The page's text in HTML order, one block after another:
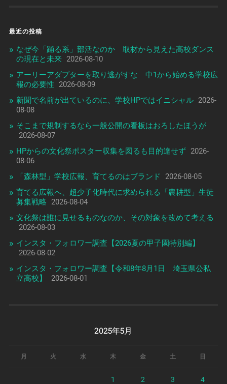
最近の投稿
なぜ今「踊る系」部活なのか 取材から見えた高校ダンス
の現在と未来 2026-08-10
アーリーアダプターを取り逃がすな 中1から始める学校広
報の必要性
2026-08-09
新聞で名前が出ているのに、学校HPではイニシャル 2026-
08-08
そこまで規制するなら一般公開の看板はおろしたほうが
2026-08-07
HPからの文化祭ポスター収集を図るも目的達せず 2026-
08-06
「森林型」学校広報、育てるのはブランド
2026-08-05
育てる広報へ、超少子化時代に求められる「農耕型」生徒
募集戦略
2026-08-04
文化祭は誰に見せるものなのか、その対象を改めて考える
2026-08-03
インスタ・フォロワー調査【2026夏の甲子園特別編】
2026-08-02
インスタ・フォロワー調査【令和8年8月1日 埼玉県公私
立高校】
2026-08-01
2025年5月
月 火 水 木 金 土 日
1 2 3 4